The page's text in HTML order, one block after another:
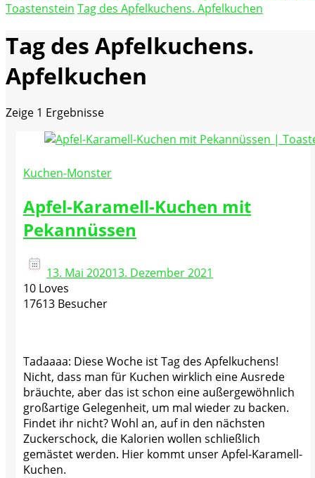
Toastenstein.com
vegan food blog
Toastenstein Tag des Apfelkuchens. Apfelkuchen
Tag des Apfelkuchens.
Apfelkuchen
Zeige 1 Ergebnisse
Kuchen-Monster
Apfel-Karamell-Kuchen mit
Pekannüssen
13. Mai 202013. Dezember 2021
10 Loves
17613 Besucher
Tadaaaa: Diese Woche ist Tag des Apfelkuchens!
Nicht, dass man für Kuchen wirklich eine Ausrede
bräuchte, aber das ist schon eine außergewöhnlich
großartige Gelegenheit, um mal wieder zu backen.
Findet ihr nicht? Wohl an, auf in den nächsten
Zuckerschock, die Kalorien wollen schließlich
gemästet werden. Hier kommt unser Apfel-Karamell-
Kuchen.